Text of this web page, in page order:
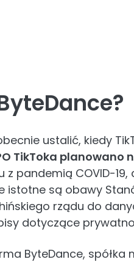
ustalić, kiedy
TikToka planowano
pandemią COVID-19,
istotne są obawy
rządu do
dotyczące
ByteDance, spółka